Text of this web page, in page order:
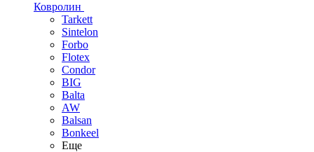
Ковролин
Tarkett
Sintelon
Forbo
Flotex
Condor
BIG
Balta
AW
Balsan
Bonkeel
Еще